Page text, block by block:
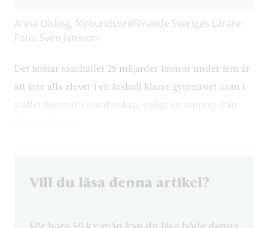
Anna Olskog, förbundsordförande Sveriges Lärare.
Foto: Sven Jansson
Det kostar samhället 25 miljarder kronor under fem år
att inte alla elever i en årskull klarar gymnasiet utan i
stället hamnar i utanförskap, enligt en rapport från
Vill du läsa denna artikel?